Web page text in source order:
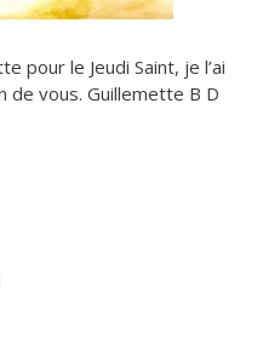
pour le Jeudi Saint, je l’ai
de vous. Guillemette B D